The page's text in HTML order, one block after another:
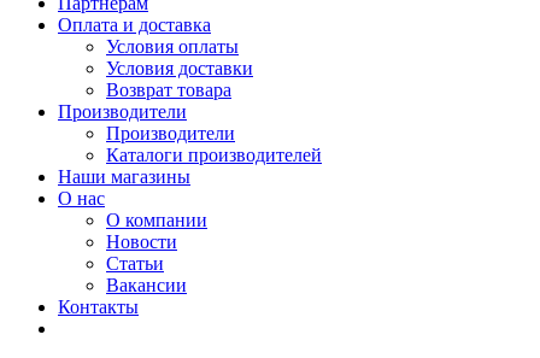
Оплата и доставка
Условия оплаты
Условия доставки
Возврат товара
Производители
Производители
Каталоги производителей
Наши магазины
О нас
О компании
Новости
Статьи
Вакансии
Контакты